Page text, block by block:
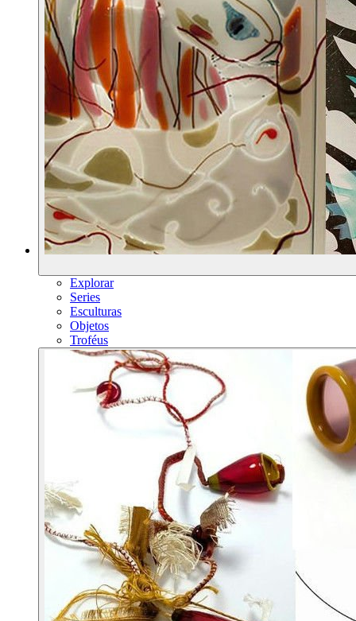
Explorar
Series
Esculturas
Objetos
Troféus